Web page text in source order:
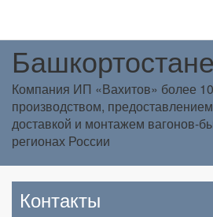
Вагоны-
Башкортостане
Компания ИП «Вахитов» более
производством,
доставкой и монтажем вагонов-
регионах России
Контакты